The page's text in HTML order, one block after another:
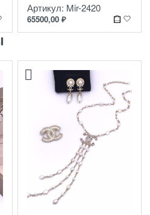
Артикул: Mir-2420
65500,00 ₽